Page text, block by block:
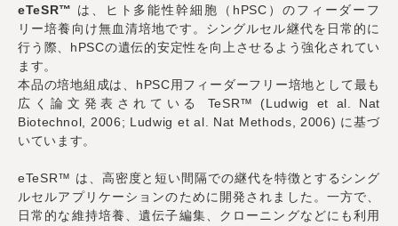
eTeSR™ は、ヒト多能性幹細胞（hPSC）のフィーダーフ
リー培養向け無血清培地です。シングルセル継代を日常的に
行う際、hPSCの遺伝的安定性を向上させるよう強化されてい
ます。
本品の培地組成は、hPSC用フィーダーフリー培地として最も
広く論文発表されている TeSR™ (Ludwig et al. Nat
Biotechnol, 2006; Ludwig et al. Nat Methods, 2006) に基づ
いています。
eTeSR™ は、高密度と短い間隔での継代を特徴とするシング
ルセルアプリケーションのために開発されました。一方で、
日常的な維持培養、遺伝子編集、クローニングなどにも利用